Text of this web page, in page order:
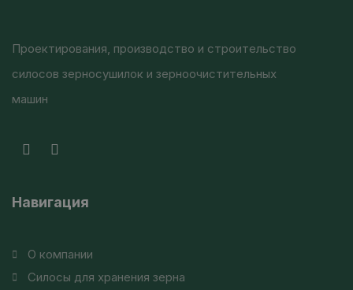
Проектирования, производство и строительство
силосов зерносушилок и зерноочистительных
машин
Навигация
О компании
Силосы для хранения зерна